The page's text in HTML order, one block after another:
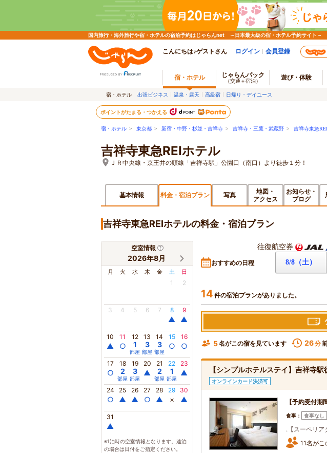
国内旅行・海外旅行や宿・ホテルの宿泊予約はじゃらんnet ～日本最大級の宿・ホテル予約サイト～
こんにちは♪ゲストさん ログイン 会員登録
宿・ホテル じゃらんパック
（交通＋宿泊） 遊び・体験
宿・ホテル 出張ビジネス 温泉・露天 高級宿 日帰り・デイユース
ポイントがたまる・つかえる
宿・ホテル > 東京都 > 新宿・中野・杉並・吉祥寺 > 吉祥寺・三鷹・武蔵野 > 吉祥寺東急
吉祥寺東急REIホテル
ＪＲ中央線・京王井の頭線「吉祥寺駅」公園口（南口）より徒歩１分！
基本情報 料金・宿泊プラン 写真
地図・
アクセス
お知らせ・
ブログ
吉祥寺東急REIホテルの料金・宿泊プラン
空室情報
2026年8月
月 火 水 木 金 土 日
1 2
3 4 5 6 7 8
▲
9
▲
10
▲
11
○
12
1
部屋
13
3
部屋
14
3
部屋
15
○
16
○
17
○
18
2
部屋
19
3
部屋
20
▲
21
2
部屋
22
1
部屋
23
▲
24
○
25
▲
26
▲
27
○
28
▲
29
×
30
▲
31
▲
※1泊時の空室情報となります。連泊
の場合は日付をご指定ください。
往復航空券
おすすめの日程 8/8（土）
14 件の宿泊プランがありました。
5名がこの宿を見ています 26分
【シンプルホテルステイ】吉祥寺
オンラインカード決済可
【予約受付期
食事： 食事なし
.【スーペリ
11名が